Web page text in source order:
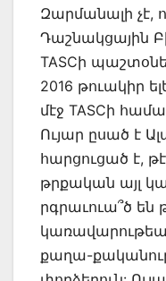
Զարմանալի չէ,
Դաշնակցային
TASCի
2016 թուակիր
մէջ TASCի
Ույար ըսած է
հարցուցած է,
թրքական այլ
րգրաւուա՞ծ են
քաղա-